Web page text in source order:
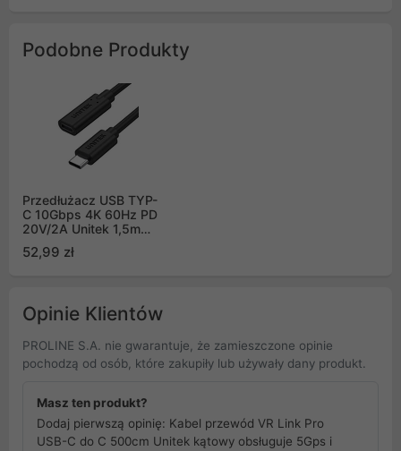
Podobne Produkty
Przedłużacz USB TYP-
C 10Gbps 4K 60Hz PD
20V/2A Unitek 1,5m
(C14086BK-1.5M)
52,99 zł
Opinie Klientów
PROLINE S.A. nie gwarantuje, że zamieszczone opinie
pochodzą od osób, które zakupiły lub używały dany produkt.
Masz ten produkt?
Dodaj pierwszą opinię: Kabel przewód VR Link Pro
USB-C do C 500cm Unitek kątowy obsługuje 5Gps i